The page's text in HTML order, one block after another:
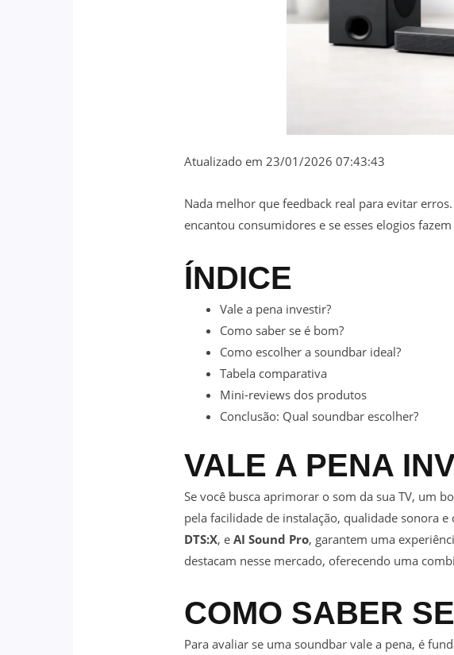
Atualizado em 23/01/2026 07:43:43
Nada melhor que feedback real para evitar
encantou consumidores e se esses elogios
ÍNDICE
Vale a pena investir?
Como saber se é bom?
Como escolher a soundbar ideal?
Tabela comparativa
Mini-reviews dos produtos
Conclusão: Qual soundbar escolher?
VALE A PENA
Se você busca aprimorar o som da sua TV, um
pela facilidade de instalação, qualidade sonora
DTS:X, e AI Sound Pro, garantem uma
destacam nesse mercado, oferecendo uma
COMO SABER
Para avaliar se uma soundbar vale a pena, é